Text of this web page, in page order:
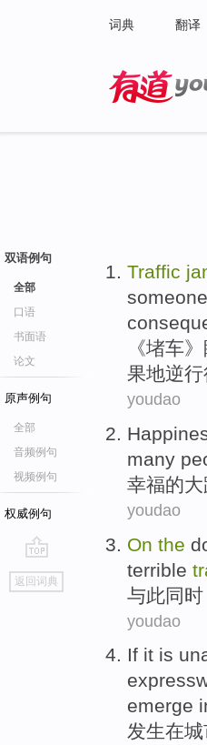
词典 翻译
双语例句
全部
口语
书面语
论文
原声例句
全部
音频例句
视频例句
权威例句
go
top
返回词典
Traffic
someone
《堵车
果地逆行
youdao
many
幸福的大
youdao
On the
terrible
与此同时
youdao
If it is
emerge
发生在